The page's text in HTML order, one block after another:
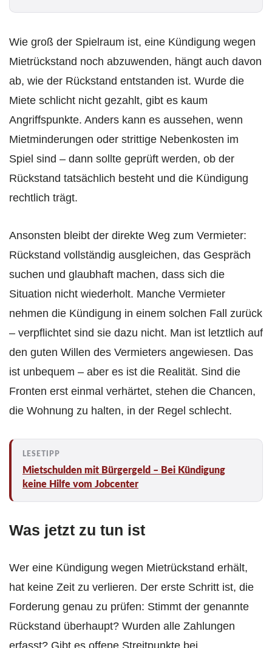
*
Wie groß der Spielraum ist, eine Kündigung wegen
Mietrückstand noch abzuwenden, hängt auch davon
ab, wie der Rückstand entstanden ist. Wurde die
Miete schlicht nicht gezahlt, gibt es kaum
Angriffspunkte. Anders kann es aussehen, wenn
Mietminderungen oder strittige Nebenkosten im
Spiel sind – dann sollte geprüft werden, ob der
Rückstand tatsächlich besteht und die Kündigung
rechtlich trägt.
Ansonsten bleibt der direkte Weg zum Vermieter:
Rückstand vollständig ausgleichen, das Gespräch
suchen und glaubhaft machen, dass sich die
Situation nicht wiederholt. Manche Vermieter
nehmen die Kündigung in einem solchen Fall zurück
– verpflichtet sind sie dazu nicht. Man ist letztlich auf
den guten Willen des Vermieters angewiesen. Das
ist unbequem – aber es ist die Realität. Sind die
Fronten erst einmal verhärtet, stehen die Chancen,
die Wohnung zu halten, in der Regel schlecht.
Mietschulden mit Bürgergeld – Bei Kündigung
keine Hilfe vom Jobcenter
Was jetzt zu tun ist
Wer eine Kündigung wegen Mietrückstand erhält,
hat keine Zeit zu verlieren. Der erste Schritt ist, die
Forderung genau zu prüfen: Stimmt der genannte
Rückstand überhaupt? Wurden alle Zahlungen
erfasst? Gibt es offene Streitpunkte bei